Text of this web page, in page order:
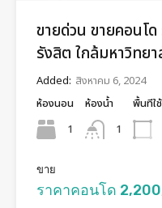
ขายด่วน ขายคอนโ
รังสิต ใกล้มหาวิทย
Added: สิงหาคม 6, 2024
ห้องนอน
1
ห้องน้ำ
1
พื้นทีใ
ขาย
ราคาคอนโด